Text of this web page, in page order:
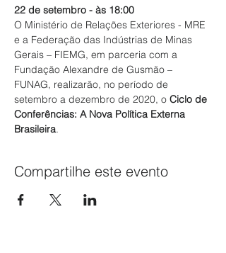
22 de setembro - às 18:00
O Ministério de Relações Exteriores - MRE
e a Federação das Indústrias de Minas
Gerais – FIEMG, em parceria com a
Fundação Alexandre de Gusmão –
FUNAG, realizarão, no período de
setembro a dezembro de 2020, o Ciclo de
Conferências: A Nova Política Externa
Brasileira.
Compartilhe este evento